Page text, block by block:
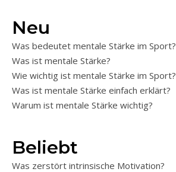
Neu
Was bedeutet mentale Stärke im Sport?
Was ist mentale Stärke?
Wie wichtig ist mentale Stärke im Sport?
Was ist mentale Stärke einfach erklärt?
Warum ist mentale Stärke wichtig?
Beliebt
Was zerstört intrinsische Motivation?